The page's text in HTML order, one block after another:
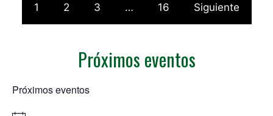
1 2 3 … 16 Siguiente
Próximos eventos
Próximos eventos